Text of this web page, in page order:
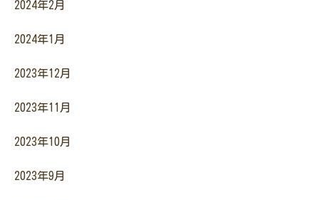
2024年2月
2024年1月
2023年12月
2023年11月
2023年10月
2023年9月